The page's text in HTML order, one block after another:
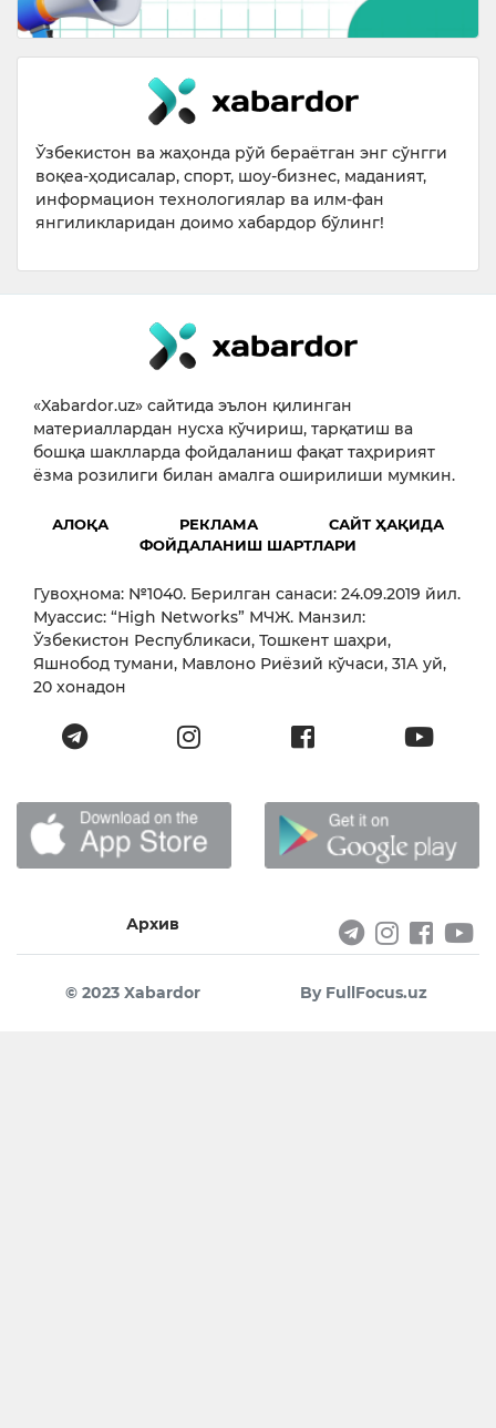
Ўзбекистон ва жаҳонда рўй бераётган энг сўнгги
воқеа-ҳодисалар, спорт, шоу-бизнес, маданият,
информацион технологиялар ва илм-фан
янгиликларидан доимо хабардор бўлинг!
«Xabardor.uz» сайтида эълон қилинган
материаллардан нусха кўчириш, тарқатиш ва
бошқа шаклларда фойдаланиш фақат таҳририят
ёзма розилиги билан амалга оширилиши мумкин.
АЛОҚА РЕКЛАМА
САЙТ ҲАҚИДА
ФОЙДАЛАНИШ ШАРТЛАРИ
Гувоҳнома: №1040. Берилган санаси: 24.09.2019 йил.
Муассис: “High Networks” МЧЖ. Манзил:
Ўзбекистон Республикаси, Тошкент шаҳри,
Яшнобод тумани, Мавлоно Риёзий кўчаси, 31А уй,
20 хонадон
Архив
© 2023 Xabardor By FullFocus.uz